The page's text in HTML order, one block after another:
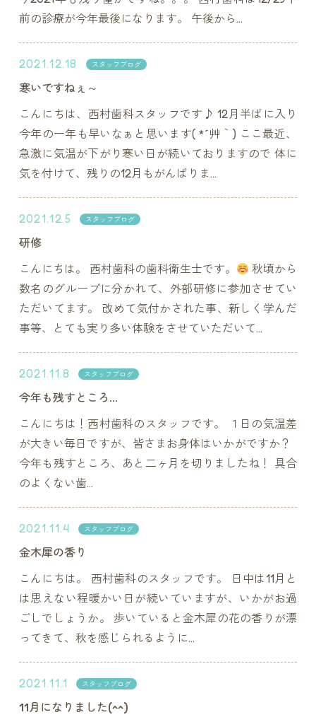
前の診療が今年最後になります。 午後から...
2021.12.18 スタッフブログ
寒いですねぇ～
こんにちは、西村歯科スタッフです♪ 12月半ばに入り
今年の一年も早いなぁと思います( *´艸｀) ここ最近、
急激に気温が下がり寒い日が続いておりますので 体に
気を付けて、残りの12月もがんばりま...
2021.12.5 スタッフブログ
研修
こんにちは。 西村歯科の歯科衛生士です。
秋頃から
数名のグループに分かれて、外部研修に参加させてい
ただいてます。 改めて気付かされた事、新しく学んだ
事等、とても実り多い体験をさせていただいて...
2021.11.8 スタッフブログ
今年も残すところ…
こんにちは！西村歯科のスタッフです。 １日の気温差
が大きい毎日ですが、皆さまお身体はいかがですか？
今年も残すところ、あと二ヶ月を切りましたね！ 具合
のよくない歯...
2021.11.4 スタッフブログ
金木犀の香り
こんにちは。 西村歯科のスタッフです。 日中は11月と
は思えない程暖かい日が続いていますが、いかがお過
ごしでしょうか。 歩いていると金木犀の花の香りが漂
ってきて、秋を感じられるように...
2021.11.1 スタッフブログ
11月になりました(^^)